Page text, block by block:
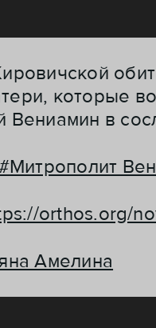
которые
Вениамин в
orthos.org/
Амелина